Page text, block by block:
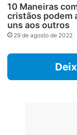
10 Maneiras
cristãos podem
uns aos outros
29 de agosto de 2022